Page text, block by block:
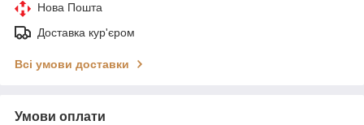
Нова Пошта
Доставка кур'єром
Всі умови доставки
Умови оплати